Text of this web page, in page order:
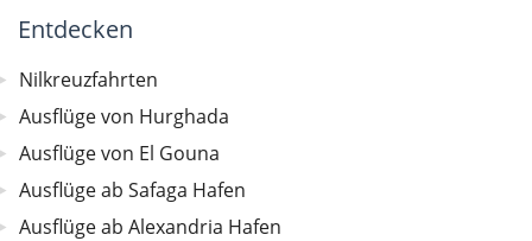
Entdecken
Nilkreuzfahrten
Ausflüge von Hurghada
Ausflüge von El Gouna
Ausflüge ab Safaga Hafen
Ausflüge ab Alexandria Hafen